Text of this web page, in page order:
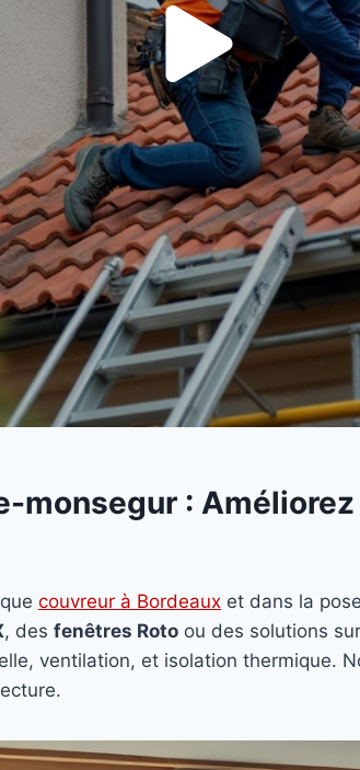
monsegur :
couvreur à Bordeaux et dans la
, des fenêtres Roto ou des solutions
ventilation, et isolation thermique.